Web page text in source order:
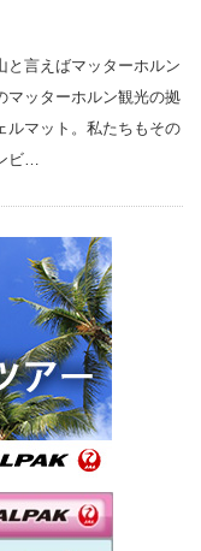
と言えばマッターホルン
マッターホルン観光の拠
ルマット。私たちもその
ビ…